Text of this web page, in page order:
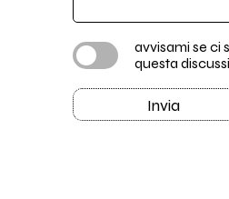
avvisami se ci
questa
Invia